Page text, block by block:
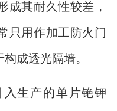
成其耐久性较差，
只用作加工防火门
成透光隔墙。
生产的单片铯钾